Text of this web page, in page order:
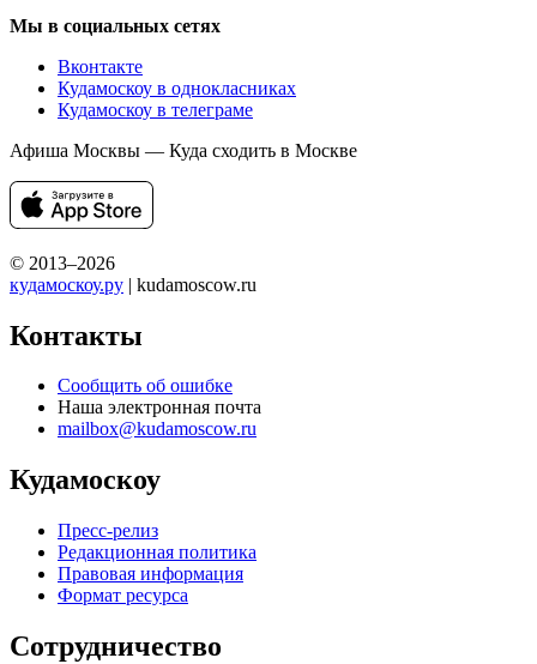
Мы в социальных сетях
Вконтакте
Кудамоскоу в однокласниках
Кудамоскоу в телеграме
Афиша Москвы — Куда сходить в Москве
© 2013–2026
кудамоскоу.ру | kudamoscow.ru
Контакты
Сообщить об ошибке
Наша электронная почта
mailbox@kudamoscow.ru
Кудамоскоу
Пресс-релиз
Редакционная политика
Правовая информация
Формат ресурса
Сотрудничество